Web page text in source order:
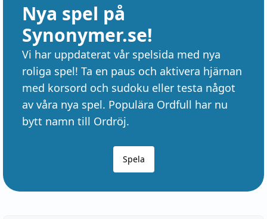
Nya spel på
Synonymer.se!
Vi har uppdaterat vår spelsida med nya
roliga spel! Ta en paus och aktivera hjärnan
med korsord och sudoku eller testa något
av våra nya spel. Populära Ordfull har nu
bytt namn till Ordröj.
Spela